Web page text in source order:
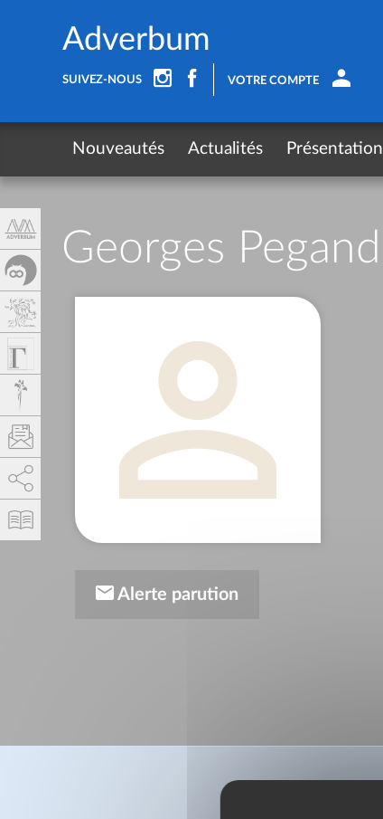
Georges Pegand
Alerte parution
Adverbum
SUIVEZ-NOUS VOTRE COMPTE
Nouveautés Actualités Présentation